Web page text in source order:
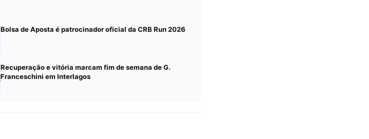
Bolsa de Aposta é patrocinador oficial da CRB Run 2026
Recuperação e vitória marcam fim de semana de G.
Franceschini em Interlagos